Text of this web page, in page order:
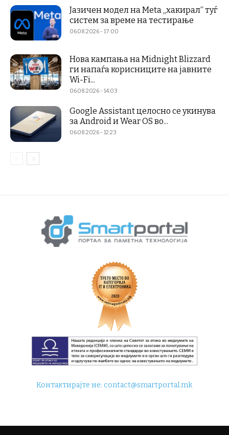
Јазичен модел на Meta „хакирал“ туѓ
систем за време на тестирање
06.08.2026 - 17:00
Нова кампања на Midnight Blizzard
ги напаѓа корисниците на јавните
Wi-Fi...
06.08.2026 - 14:03
Google Assistant целосно се укинува
за Android и Wear OS во...
06.08.2026 - 12:23
Контактирајте не:contact@smartportal.mk